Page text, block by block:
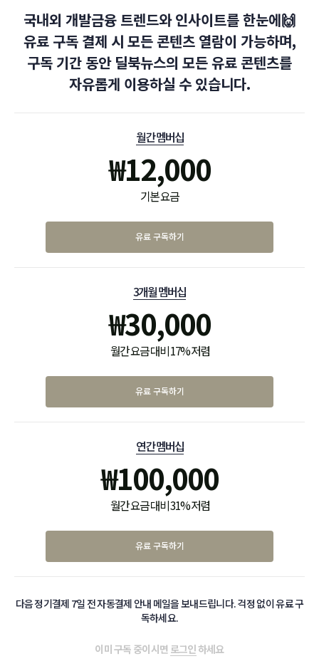
국내외 개발금융 트렌드와 인사이트를 한눈에🙌
유료 구독 결제 시 모든 콘텐츠 열람이 가능하며,
구독 기간 동안 딜북뉴스의 모든 유료 콘텐츠를
자유롭게 이용하실 수 있습니다.
월간 멤버십
₩12,000
기본 요금
유료 구독하기
3개월 멤버십
₩30,000
월간 요금 대비 17% 저렴
유료 구독하기
연간 멤버십
₩100,000
월간 요금 대비 31% 저렴
유료 구독하기
다음 정기결제 7일 전 자동결제 안내 메일을 보내드립니다. 걱정 없이 유료 구
독하세요.
이미 구독 중이시면 로그인하세요